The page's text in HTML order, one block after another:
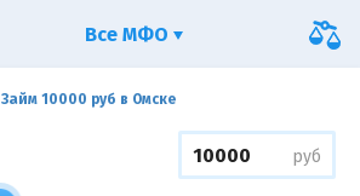
Займ 10000 руб в Омске
руб
Все МФО